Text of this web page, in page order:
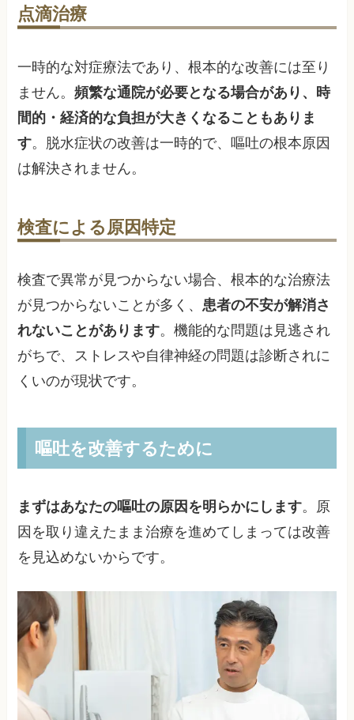
点滴治療
一時的な対症療法であり、根本的な改善には至り
ません。頻繁な通院が必要となる場合があり、時
間的・経済的な負担が大きくなることもありま
す。脱水症状の改善は一時的で、嘔吐の根本原因
は解決されません。
検査による原因特定
検査で異常が見つからない場合、根本的な治療法
が見つからないことが多く、患者の不安が解消さ
れないことがあります。機能的な問題は見逃され
がちで、ストレスや自律神経の問題は診断されに
くいのが現状です。
嘔吐を改善するために
まずはあなたの嘔吐の原因を明らかにします。原
因を取り違えたまま治療を進めてしまっては改善
を見込めないからです。